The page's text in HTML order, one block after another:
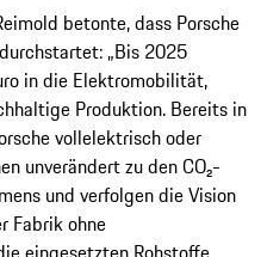
betonte, dass Porsche
„Bis 2025
in die Elektromobilität,
Produktion. Bereits in
vollelektrisch oder
unverändert zu den CO₂-
und verfolgen die Vision
Fabrik ohne